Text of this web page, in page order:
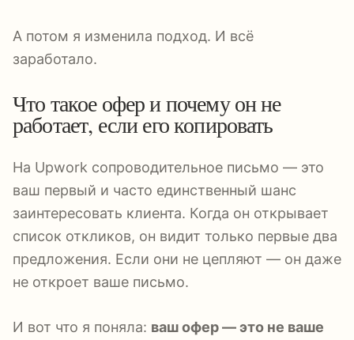
А потом я изменила подход. И всё
заработало.
Что такое офер и почему он не
работает, если его копировать
На Upwork сопроводительное письмо — это
ваш первый и часто единственный шанс
заинтересовать клиента. Когда он открывает
список откликов, он видит только первые два
предложения. Если они не цепляют — он даже
не откроет ваше письмо.
И вот что я поняла: ваш офер — это не ваше